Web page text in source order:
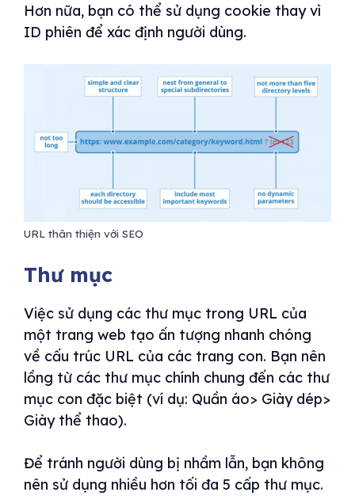
Hơn nữa, bạn có thể sử dụng cookie thay vì
ID phiên để xác định người dùng.
URL thân thiện với SEO
Thư mục
Việc sử dụng các thư mục trong URL của
một trang web tạo ấn tượng nhanh chóng
về cấu trúc URL của các trang con. Bạn nên
lồng từ các thư mục chính chung đến các thư
mục con đặc biệt (ví dụ: Quần áo> Giày dép>
Giày thể thao).
Để tránh người dùng bị nhầm lẫn, bạn không
nên sử dụng nhiều hơn tối đa 5 cấp thư mục.